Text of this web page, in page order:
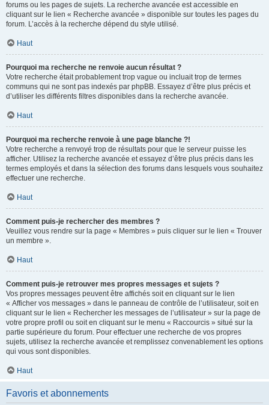
forums ou les pages de sujets. La recherche avancée est accessible en
cliquant sur le lien « Recherche avancée » disponible sur toutes les pages du
forum. L’accès à la recherche dépend du style utilisé.
Haut
Pourquoi ma recherche ne renvoie aucun résultat ?
Votre recherche était probablement trop vague ou incluait trop de termes
communs qui ne sont pas indexés par phpBB. Essayez d’être plus précis et
d’utiliser les différents filtres disponibles dans la recherche avancée.
Haut
Pourquoi ma recherche renvoie à une page blanche ?!
Votre recherche a renvoyé trop de résultats pour que le serveur puisse les
afficher. Utilisez la recherche avancée et essayez d’être plus précis dans les
termes employés et dans la sélection des forums dans lesquels vous souhaitez
effectuer une recherche.
Haut
Comment puis-je rechercher des membres ?
Veuillez vous rendre sur la page « Membres » puis cliquer sur le lien « Trouver
un membre ».
Haut
Comment puis-je retrouver mes propres messages et sujets ?
Vos propres messages peuvent être affichés soit en cliquant sur le lien
« Afficher vos messages » dans le panneau de contrôle de l’utilisateur, soit en
cliquant sur le lien « Rechercher les messages de l’utilisateur » sur la page de
votre propre profil ou soit en cliquant sur le menu « Raccourcis » situé sur la
partie supérieure du forum. Pour effectuer une recherche de vos propres
sujets, utilisez la recherche avancée et remplissez convenablement les options
qui vous sont disponibles.
Haut
Favoris et abonnements